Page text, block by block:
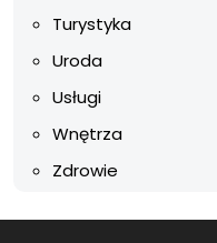
Turystyka
Uroda
Usługi
Wnętrza
Zdrowie